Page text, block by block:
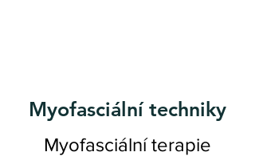
Myofasciální techniky
Myofasciální terapie